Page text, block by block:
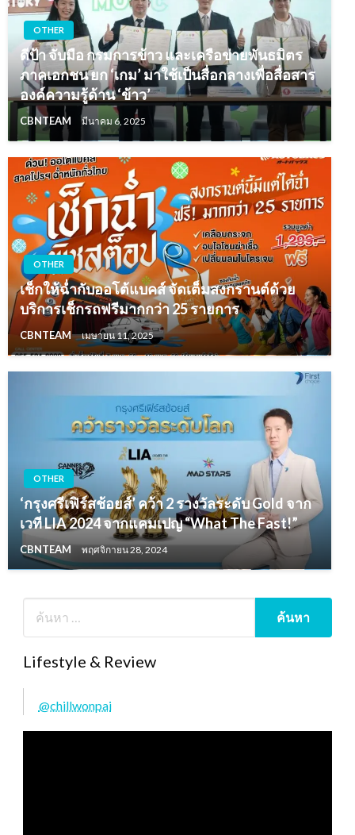
OTHER
ดีป้า จับมือ กรมการข้าว และเครือข่ายพันธมิตร
ภาคเอกชน ยก ‘เกม’ มาใช้เป็นสื่อกลางเพื่อสื่อสาร
องค์ความรู้ด้าน ‘ข้าว’
CBNTEAM มีนาคม 6, 2025
OTHER
เช็กให้ฉ่ำกับออโต้แบคส์ จัดเต็มสงกรานต์ด้วย
บริการเช็กรถฟรีมากกว่า 25 รายการ
CBNTEAM เมษายน 11, 2025
OTHER
‘กรุงศรีเฟิร์สช้อยส์’ คว้า 2 รางวัลระดับ Gold จาก
เวที LIA 2024 จากแคมเปญ “What The Fast!”
CBNTEAM พฤศจิกายน 28, 2024
Lifestyle & Review
@chillwonpai